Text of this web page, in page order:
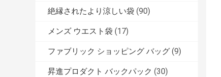
絶縁されたより涼しい袋 (90)
メンズ ウエスト袋 (17)
ファブリック ショッピング バッグ (9)
昇進プロダクト バックパック (30)